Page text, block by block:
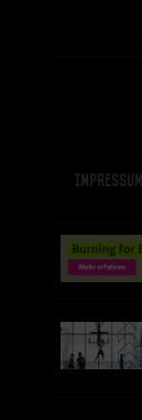
Impressum